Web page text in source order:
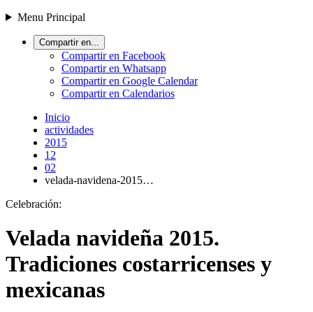
Menu Principal
Compartir en...
Compartir en Facebook
Compartir en Whatsapp
Compartir en Google Calendar
Compartir en Calendarios
Inicio
actividades
2015
12
02
velada-navidena-2015…
Celebración:
Velada navideña 2015.
Tradiciones costarricenses y
mexicanas